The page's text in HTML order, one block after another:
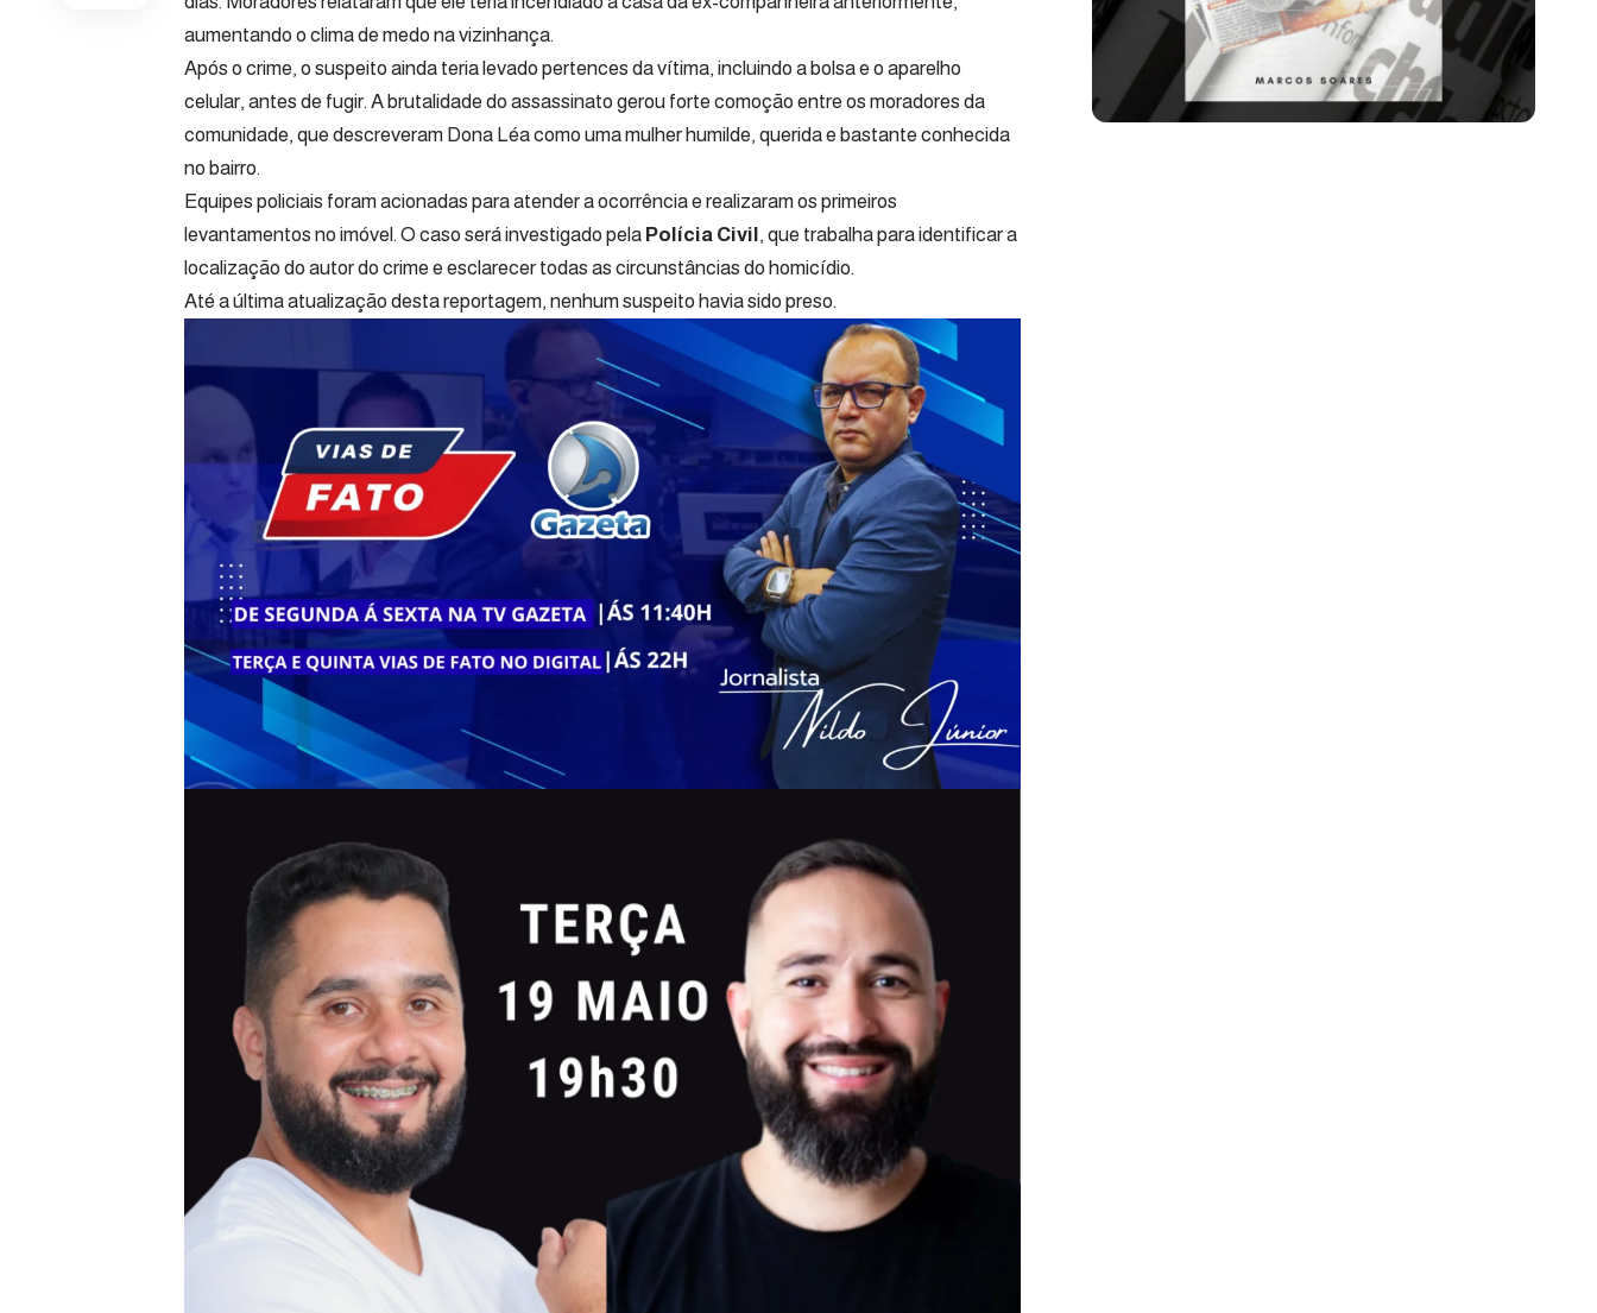
aumentando o clima de medo na vizinhança.
Após o crime, o suspeito ainda teria levado pertences da vítima, incluindo a bolsa e o aparelho
celular, antes de fugir. A brutalidade do assassinato gerou forte comoção entre os moradores da
comunidade, que descreveram Dona Léa como uma mulher humilde, querida e bastante conhecida
no bairro.
Equipes policiais foram acionadas para atender a ocorrência e realizaram os primeiros
levantamentos no imóvel. O caso será investigado pela Polícia Civil, que trabalha para identificar a
localização do autor do crime e esclarecer todas as circunstâncias do homicídio.
Até a última atualização desta reportagem, nenhum suspeito havia sido preso.